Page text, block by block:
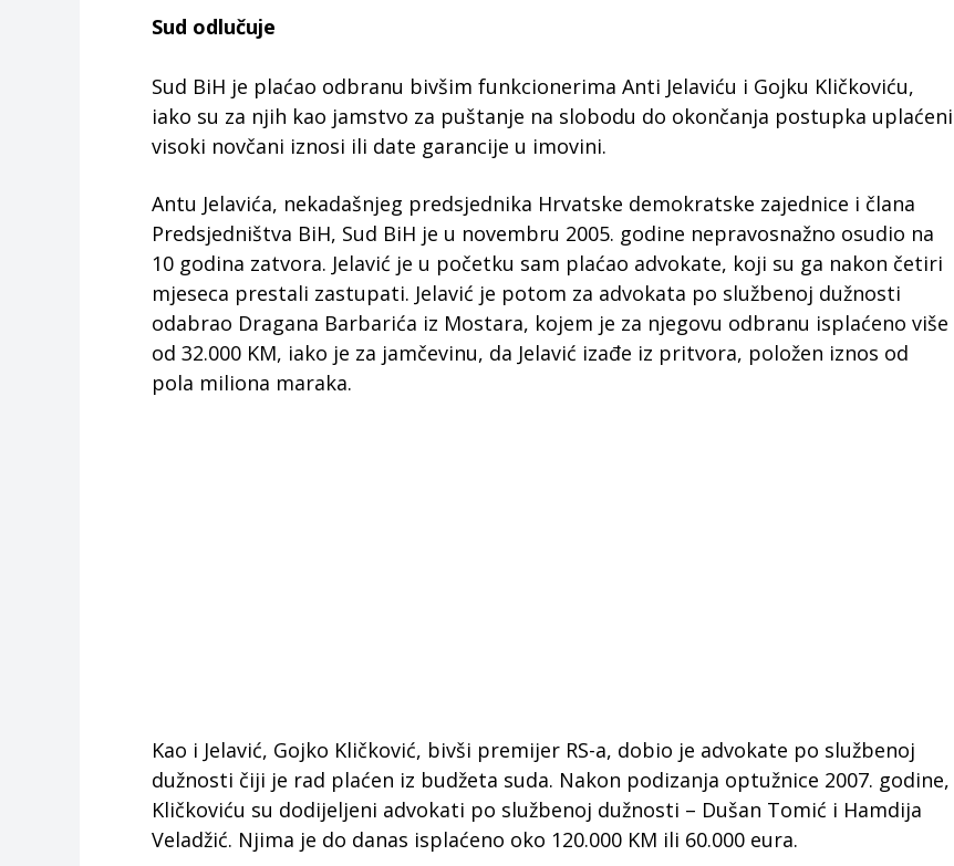
Sud odlučuje
Sud BiH je plaćao odbranu bivšim funkcionerima Anti Jelaviću i Gojku Kličkoviću,
iako su za njih kao jamstvo za puštanje na slobodu do okončanja postupka uplaćeni
visoki novčani iznosi ili date garancije u imovini.
Antu Jelavića, nekadašnjeg predsjednika Hrvatske demokratske zajednice i člana
Predsjedništva BiH, Sud BiH je u novembru 2005. godine nepravosnažno osudio na
10 godina zatvora. Jelavić je u početku sam plaćao advokate, koji su ga nakon četiri
mjeseca prestali zastupati. Jelavić je potom za advokata po službenoj dužnosti
odabrao Dragana Barbarića iz Mostara, kojem je za njegovu odbranu isplaćeno više
od 32.000 KM, iako je za jamčevinu, da Jelavić izađe iz pritvora, položen iznos od
pola miliona maraka.
Kao i Jelavić, Gojko Kličković, bivši premijer RS-a, dobio je advokate po službenoj
dužnosti čiji je rad plaćen iz budžeta suda. Nakon podizanja optužnice 2007. godine,
Kličkoviću su dodijeljeni advokati po službenoj dužnosti – Dušan Tomić i Hamdija
Veladžić. Njima je do danas isplaćeno oko 120.000 KM ili 60.000 eura.